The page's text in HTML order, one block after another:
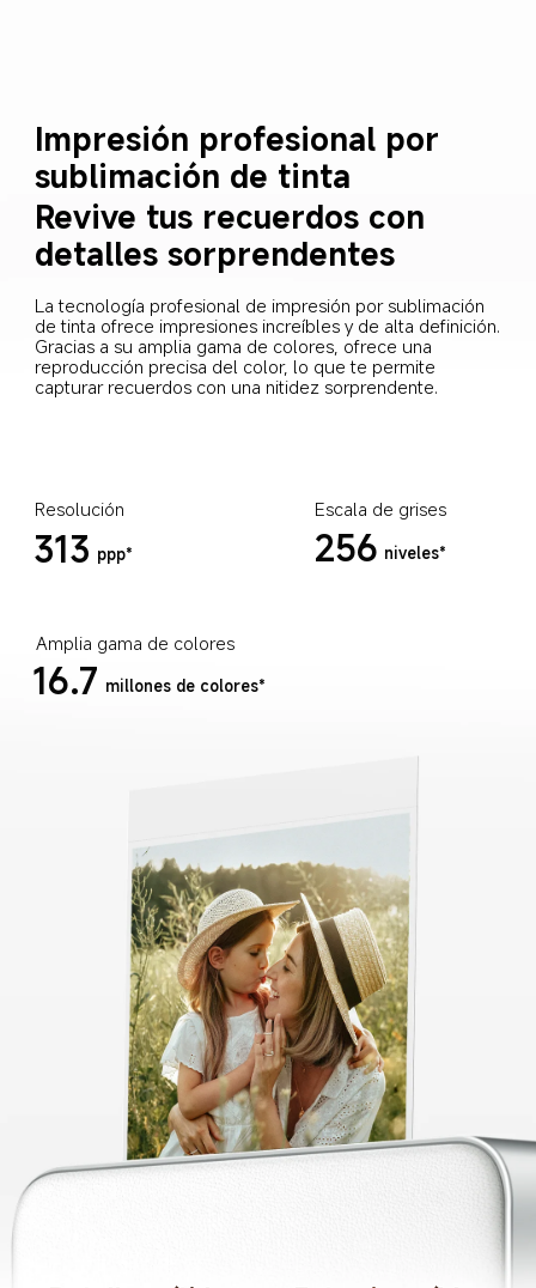
Impresión profesional por
sublimación de tinta
Revive tus recuerdos con
detalles sorprendentes
La tecnología profesional de impresión por sublimación
de tinta ofrece impresiones increíbles y de alta definición.
Gracias a su amplia gama de colores, ofrece una
reproducción precisa del color, lo que te permite
capturar recuerdos con una nitidez sorprendente.
Resolución
313 ppp*
Escala de grises
256 niveles*
Amplia gama de colores
16.7 millones de colores*